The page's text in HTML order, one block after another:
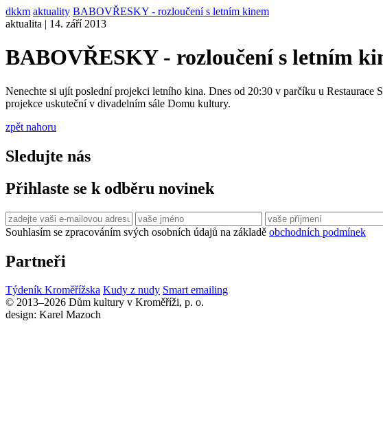
dkkm aktuality BABOVŘESKY - rozloučení s letním kinem
aktualita | 14. září 2013
BABOVŘESKY - rozloučení s letním
Nenechte si ujít poslední projekci letního kina. Dnes od 20:30 v parčíku u
projekce uskuteční v divadelním sále Domu kultury.
zpět nahoru
Sledujte nás
Přihlaste se k odběru novinek
Souhlasím se zpracováním svých osobních údajů na základě obchodních podmínek
Partneři
Týdeník Kroměřížska Kudy z nudy Smart emailing
© 2013–2026 Dům kultury v Kroměříži, p. o.
design: Karel Mazoch